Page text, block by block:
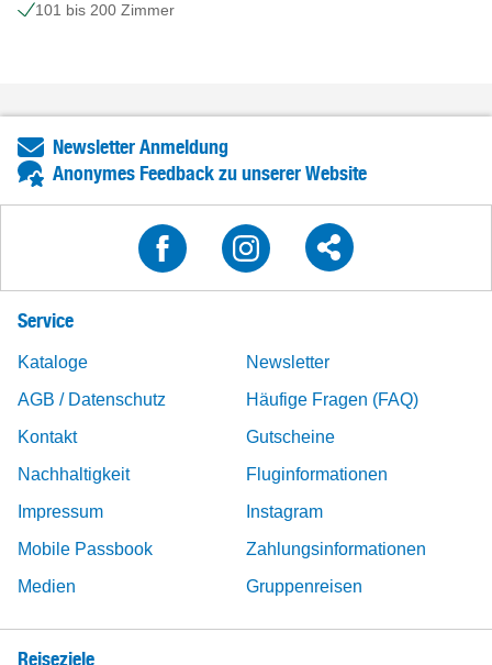
101 bis 200 Zimmer
Newsletter Anmeldung
Anonymes Feedback zu unserer Website
Service
Kataloge
Newsletter
AGB / Datenschutz
Häufige Fragen (FAQ)
Kontakt
Gutscheine
Nachhaltigkeit
Fluginformationen
Impressum
Instagram
Mobile Passbook
Zahlungsinformationen
Medien
Gruppenreisen
Reiseziele